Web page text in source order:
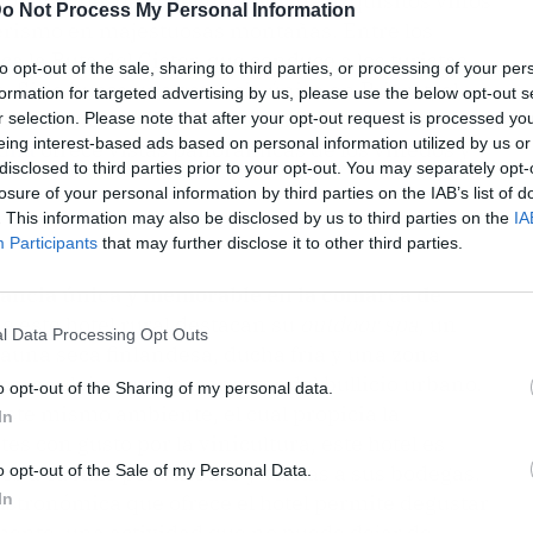
Not Process My Personal Information
opt-out of the sale, sharing to third parties, or processing of your
for targeted advertising by us, please use the below opt-out
selection. Please note that after your opt-out request is processed
interest-based ads based on personal information utilized by us
to third parties prior to your opt-out. You may separately
of your personal information by third parties on the IAB’s list of
This information may also be disclosed by us to third parties on the
Participants that may further disclose it to other third parties.
Data Processing Opt Outs
opt-out of the Sharing of my personal data.
opt-out of the Sale of my Personal Data.
en majestuosas montañas. Entre los
la Ruta del Cister, que conduce a los turistas
se busca una estancia única en Priorat, el
de excelencia. Ubicado en una casa de
ofrece vistas panorámicas de los viñedos y
única y memorable en la comarca de
este hotel rural destacan su
seca finlandesa, ducha fría y una zona
relajarse y desconectar del bullicio urbano.
mismo ambiente, el cual propicia la
con gusto por la vinicultura, este hotel es
a caballo por viñedos y visitas a sus bodegas.
que ofrece el hotel permite degustar